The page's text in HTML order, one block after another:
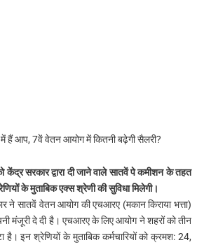
में हैं आप, 7वें वेतन आयोग में कितनी बढ़ेगी सैलरी?
केंद्र सरकार द्वारा दी जाने वाले सातवें पे कमीशन के तहत
के मुताबिक एक्स श्रेणी की सुविधा मिलेगी।
ने सातवें वेतन आयोग की एचआरए (मकान किराया भत्ता)
मंजूरी दे दी है। एचआरए के लिए आयोग ने शहरों को तीन
है। इन श्रेणियों के मुताबिक कर्मचारियों को क्रमश: 24,